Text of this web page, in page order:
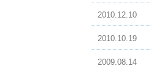
2010.12.10
2010.10.19
2009.08.14